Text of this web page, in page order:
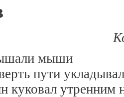
мыши
пути
куковал утренним